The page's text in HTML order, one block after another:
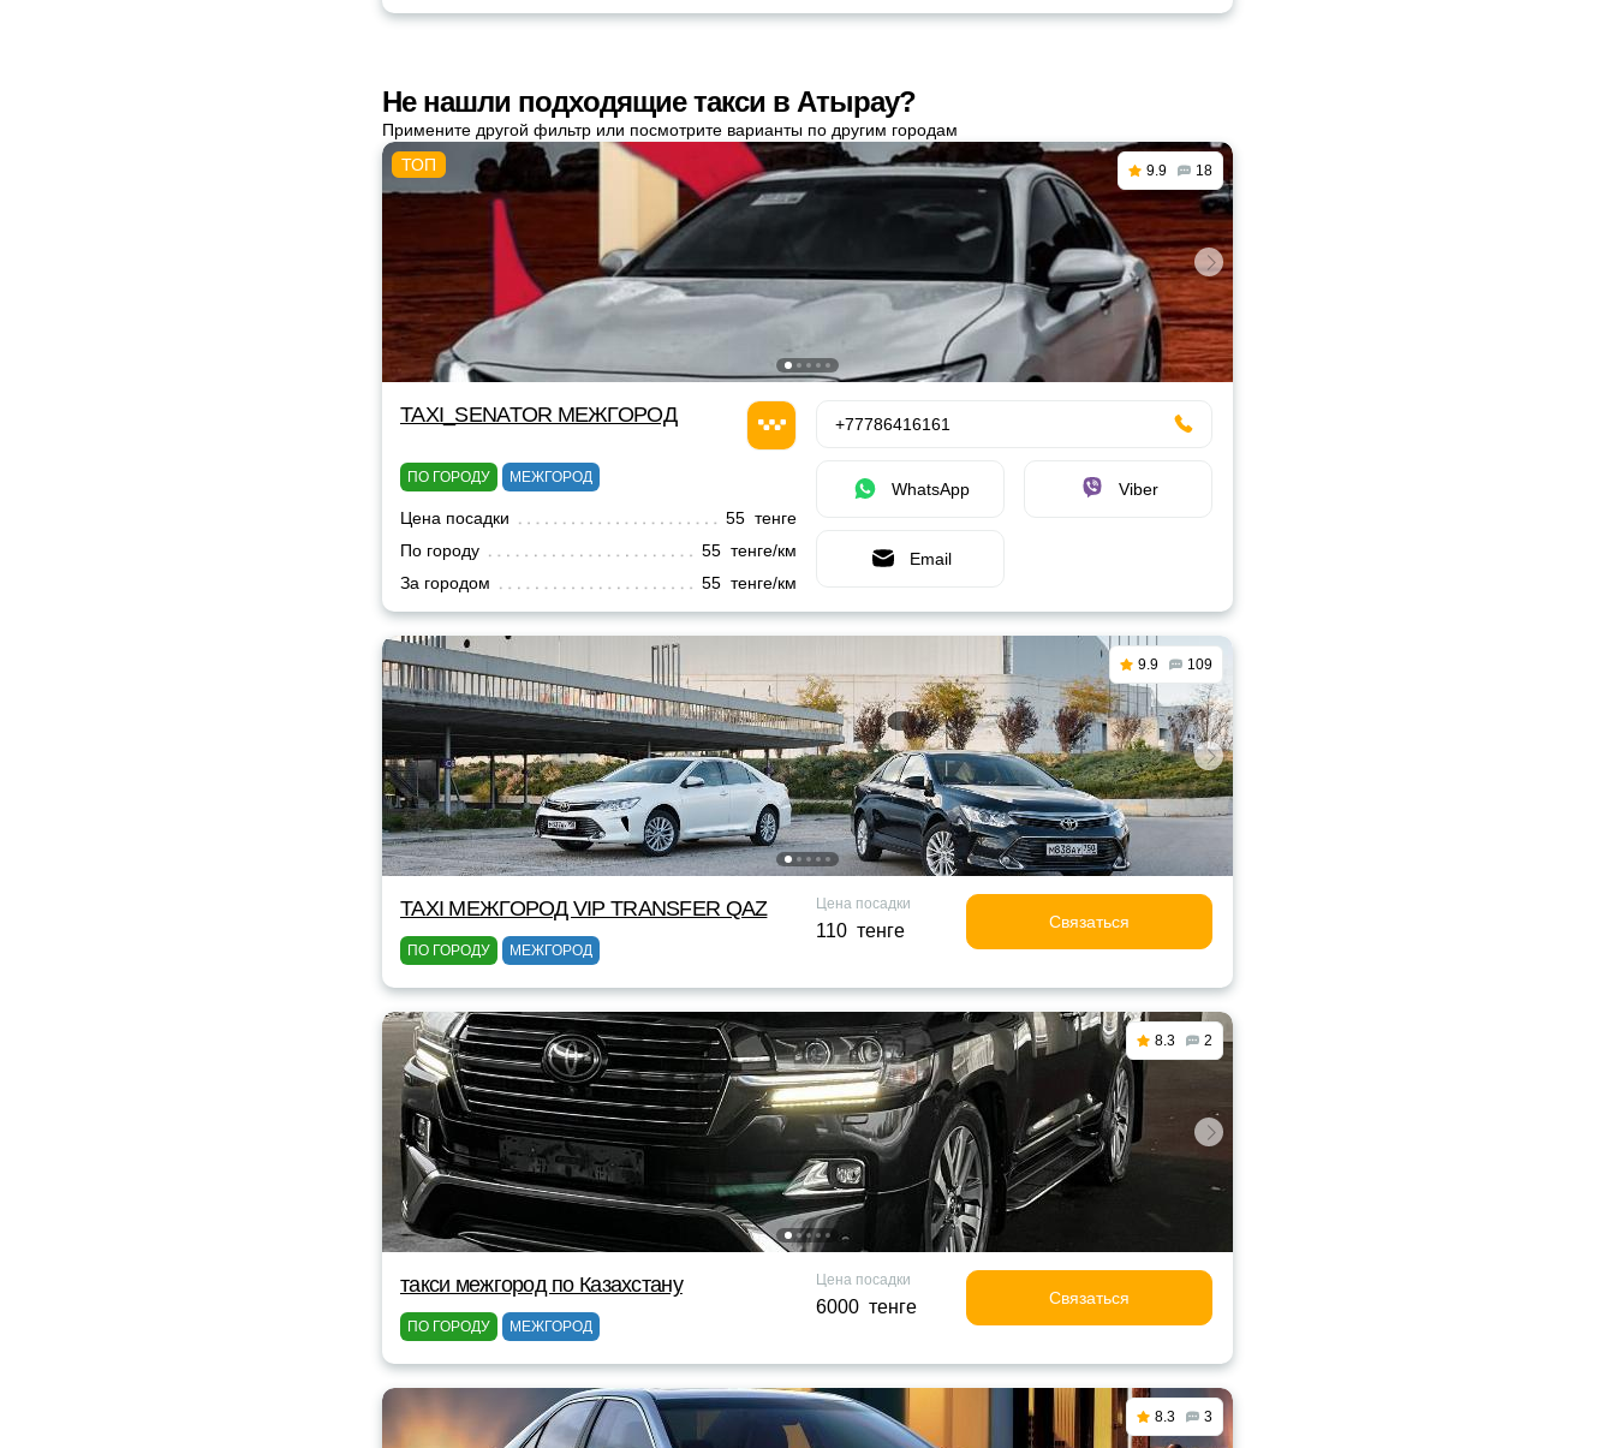
Не нашли подходящие такси в Атырау?
Примените другой фильтр или посмотрите варианты по другим городам
9.9 18
TAXI_SENATOR МЕЖГОРОД
ПО ГОРОДУ МЕЖГОРОД
Цена посадки
55 тенге
По городу
55 тенге/км
За городом
55 тенге/км
+77786416161
WhatsApp Viber
Email
9.9 109
TAXI МЕЖГОРОД VIP TRANSFER QАZ
ПО ГОРОДУ МЕЖГОРОД
Цена посадки
110 тенге Связаться
8.3 2
такси межгород по Казахстану
ПО ГОРОДУ МЕЖГОРОД
Цена посадки
6000 тенге Связаться
8.3 3